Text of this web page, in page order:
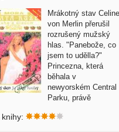
Mrákotný stav Celine
von Merlin přerušil
rozrušený mužský
hlas. "Panebože, co
jsem to udělla?"
Princezna, která
běhala v
newyorském Central
Parku, právě